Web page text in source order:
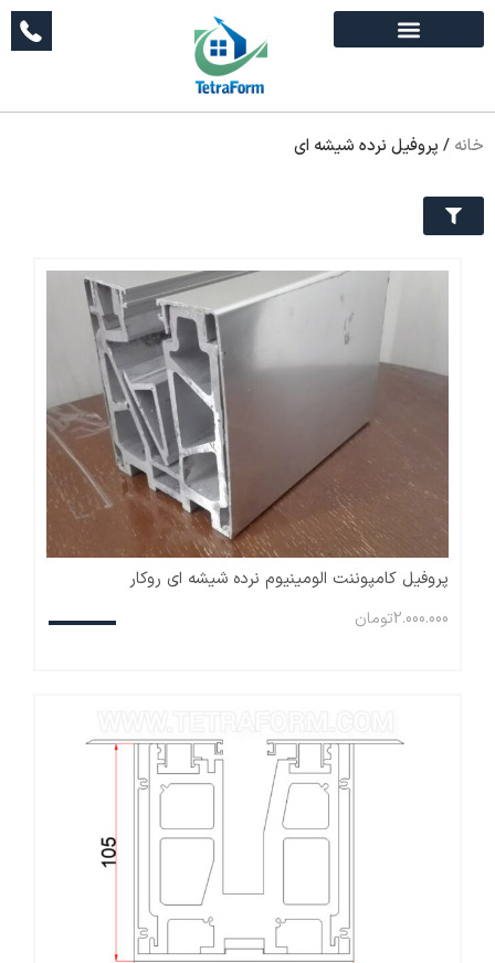
خانه / پروفیل نرده شیشه ای
پروفیل کامپوننت الومینیوم نرده شیشه ای روکار
2.000.000تومان